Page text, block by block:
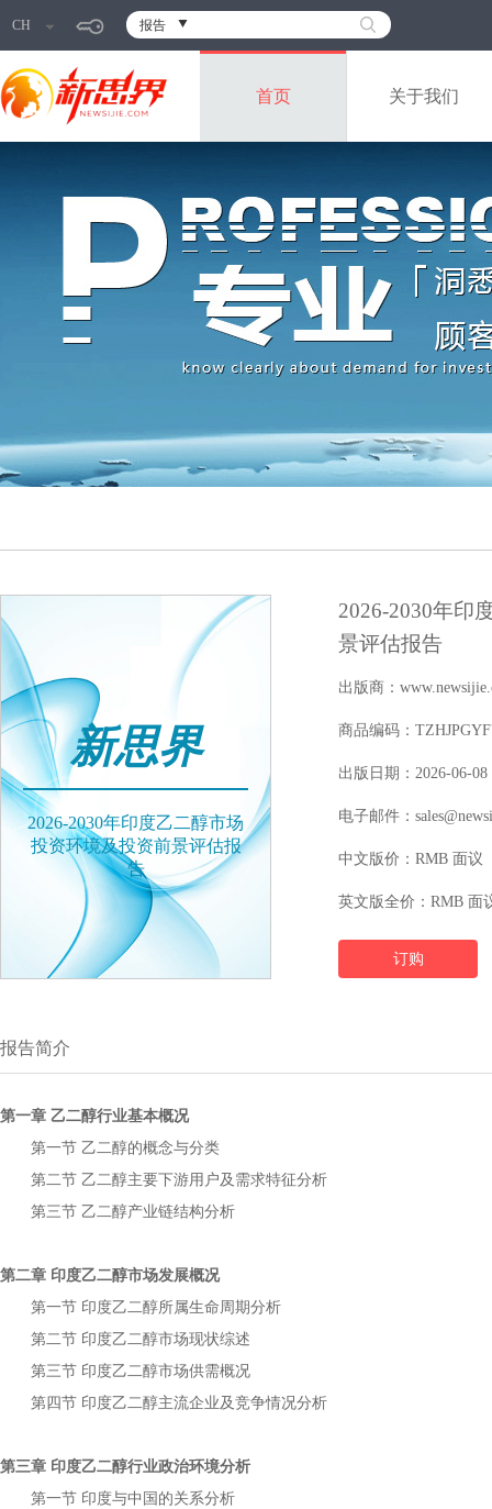
CH 报告
首页 关于我们
新思界
2026-2030年印度乙二醇市场
投资环境及投资前景评估报
告
2026-2030年印
景评估报告
出版商：
商品编码：
出版日期：2026-06-08
电子邮件：
中文版价：RMB 面议
英文版全价：RMB 面
订购
报告简介
第一章 乙二醇行业基本概况
第一节 乙二醇的概念与分类
第二节 乙二醇主要下游用户及需求特征分析
第三节 乙二醇产业链结构分析
第二章 印度乙二醇市场发展概况
第一节 印度乙二醇所属生命周期分析
第二节 印度乙二醇市场现状综述
第三节 印度乙二醇市场供需概况
第四节 印度乙二醇主流企业及竞争情况分析
第三章 印度乙二醇行业政治环境分析
第一节 印度与中国的关系分析